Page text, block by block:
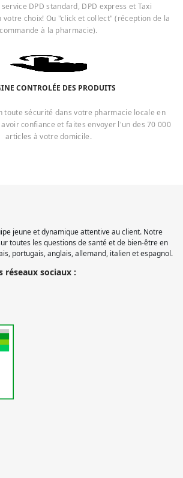
DPD standard, DPD express et Taxi
votre choix! Ou "click et collect" (réception de la
commande à la pharmacie).
CONTROLÉE DES PRODUITS
toute sécurité dans votre pharmacie locale en
confiance et faites envoyer l'un des 70 000
articles à votre domicile.
jeune et dynamique attentive au client. Notre
toutes les questions de santé et de bien-être en
portugais, anglais, allemand, italien et espagnol.
réseaux sociaux :